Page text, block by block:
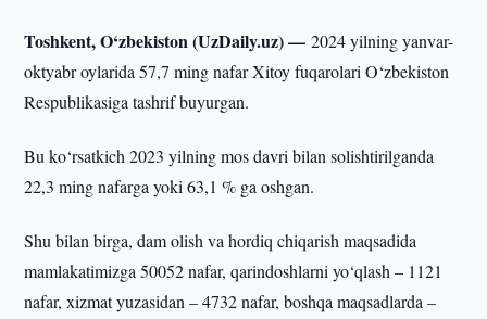
Toshkent, O‘zbekiston (UzDaily.uz) —2024 yilning yanvar-
oktyabr oylarida 57,7 ming nafar Xitoy fuqarolari O‘zbekiston
Respublikasiga tashrif buyurgan.
Bu ko‘rsatkich 2023 yilning mos davri bilan solishtirilganda
22,3 ming nafarga yoki 63,1 % ga oshgan.
Shu bilan birga, dam olish va hordiq chiqarish maqsadida
mamlakatimizga 50052 nafar, qarindoshlarni yo‘qlash – 1121
nafar, xizmat yuzasidan – 4732 nafar, boshqa maqsadlarda –